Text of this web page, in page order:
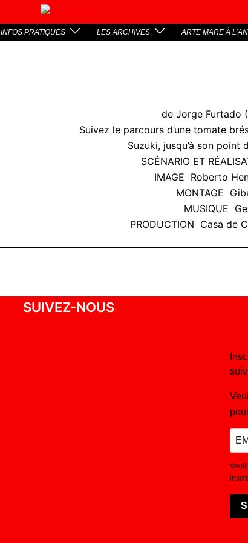
INFOS PRATIQUES LES ARCHIVES ARTE MARE À
de Jorge Furtado
Suivez le parcours d’une tomate
Suzuki, jusqu’à son point
SCÉNARIO ET
IMAGE Roberto
MONTAGE
MUSIQUE
PRODUCTION Casa de
SUIVEZ-NOUS